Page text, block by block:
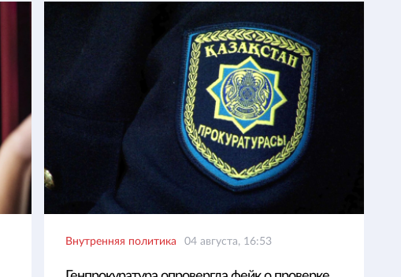
Внутренняя политика 04 августа, 16:53